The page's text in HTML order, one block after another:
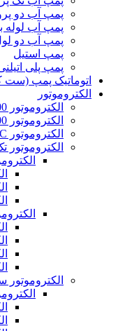
پمپ آب دو
پمپ آب لوله
پمپ آب دو
پمپ استیل
پمپ پلی
اتوماتیک پمپ (ست
الکتروموتور
الکتروموتور 1500 دور
الکتروموتور 3000 دور
الکتروموتور DC
الکتروموتور
الکتروموتور